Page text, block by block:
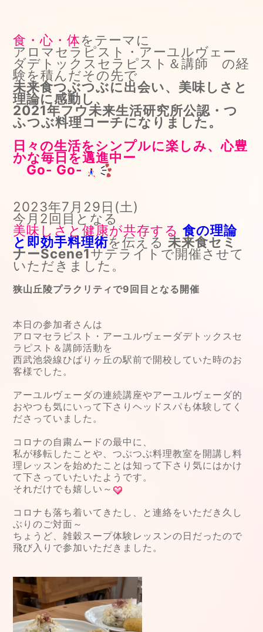
食・心・体をテーマに
アロマセラピスト・アーユルヴェー
ダデトックスセラピスト＆講師 の経
験を積んだその先で
未来食つぶつぶに出会い、美味しさと
理論に感動し、
2021年フウ未来生活研究所公認・つ
ふつぶ料理コーチになりました。
日々の生活をシンプルに楽しみ、心豊
かな毎日を邁進中ー
Go- Go-
2023年7月29日(土)
今月2回目となる
美味しさと健康が共存する 食の理論
と即効手料理術を伝える 未来食セミ
ナーScene1サテライトで開催させて
いただきました。
狭山丘陵プラクリティで9回目となる開催
本日の参加者さんは
アロマセラピスト・アーユルヴェーダデトックスセ
ラピスト＆講師活動を
西武池袋線ひばりヶ丘の駅前で開校していた時のお
客様でした。
アーユルヴェーダの連続講座やアーユルヴェーダ的
おやつも気にいって下さりヘッドスパも体験してく
ださっていました。
コロナの自粛ムードの最中に、
私が移転したことや、つぶつぶ料理教室を開講し料
理レッスンを始めたことは知って下さり気にはかけ
て下さっていたいたようです。
それだけでも嬉しい～
コロナも落ち着いてきたし、と連絡をいただき久し
ぶりのご対面～
ちょうど、雑穀スープ体験レッスンの日だったので
飛び入りで参加いただきました。